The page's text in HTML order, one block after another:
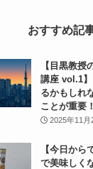
おすすめ記
【目黒教授
講座 vol.1
るかもしれ
ことが重要！
2025年11月
【今日から
で美味しく